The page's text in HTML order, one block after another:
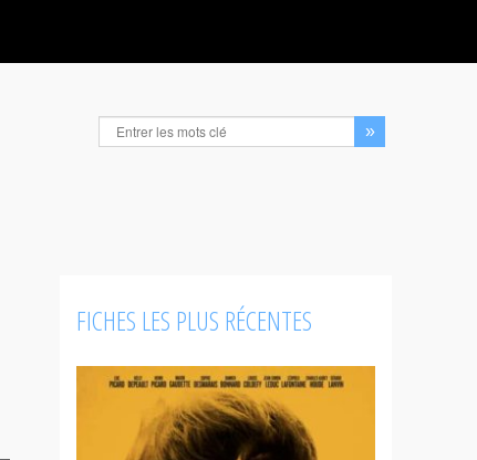
FICHES LES PLUS RÉCENTES